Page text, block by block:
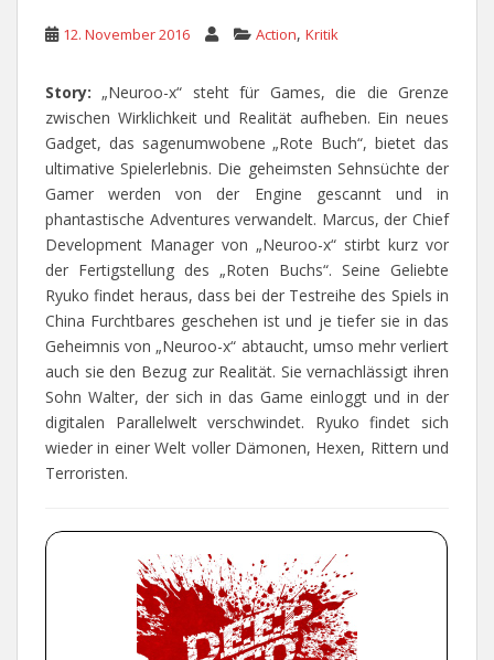
12. November 2016 Action, Kritik
Story: „Neuroo-x“ steht für Games, die die Grenze
zwischen Wirklichkeit und Realität aufheben. Ein neues
Gadget, das sagenumwobene „Rote Buch“, bietet das
ultimative Spielerlebnis. Die geheimsten Sehnsüchte der
Gamer werden von der Engine gescannt und in
phantastische Adventures verwandelt. Marcus, der Chief
Development Manager von „Neuroo-x“ stirbt kurz vor
der Fertigstellung des „Roten Buchs“. Seine Geliebte
Ryuko findet heraus, dass bei der Testreihe des Spiels in
China Furchtbares geschehen ist und je tiefer sie in das
Geheimnis von „Neuroo-x“ abtaucht, umso mehr verliert
auch sie den Bezug zur Realität. Sie vernachlässigt ihren
Sohn Walter, der sich in das Game einloggt und in der
digitalen Parallelwelt verschwindet. Ryuko findet sich
wieder in einer Welt voller Dämonen, Hexen, Rittern und
Terroristen.